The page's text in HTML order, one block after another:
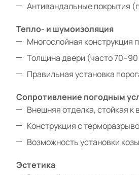
Антивандальные покрытия
Тепло- и шумоизоляция
Многослойная конструкция
Толщина двери (часто
Правильная установка
Сопротивление погодным
Внешняя отделка, стойкая к
Конструкция с
Возможность установки
Эстетика